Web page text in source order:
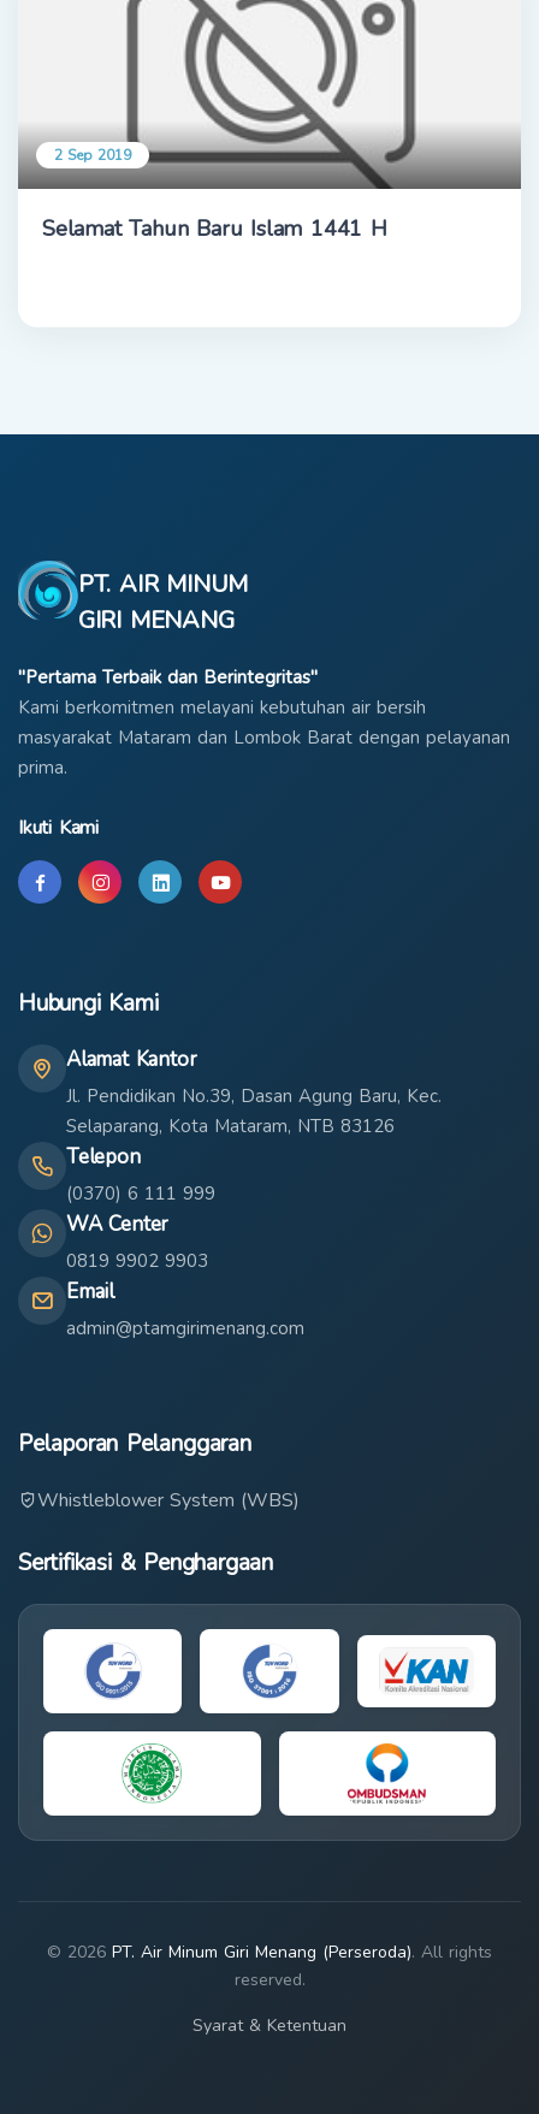
2 Sep 2019
Selamat Tahun Baru Islam 1441 H
PT. AIR MINUM
GIRI MENANG
"Pertama Terbaik dan Berintegritas"
Kami berkomitmen melayani kebutuhan air bersih
masyarakat Mataram dan Lombok Barat dengan pelayanan
prima.
Ikuti Kami
Hubungi Kami
Alamat Kantor
Jl. Pendidikan No.39, Dasan Agung Baru, Kec.
Selaparang, Kota Mataram, NTB 83126
Telepon
(0370) 6 111 999
WA Center
0819 9902 9903
Email
admin@ptamgirimenang.com
Pelaporan Pelanggaran
Whistleblower System (WBS)
Sertifikasi & Penghargaan
© 2026 PT. Air Minum Giri Menang (Perseroda). All rights
reserved.
Syarat & Ketentuan